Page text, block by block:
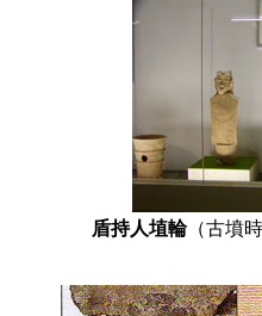
盾持人埴輪（古墳